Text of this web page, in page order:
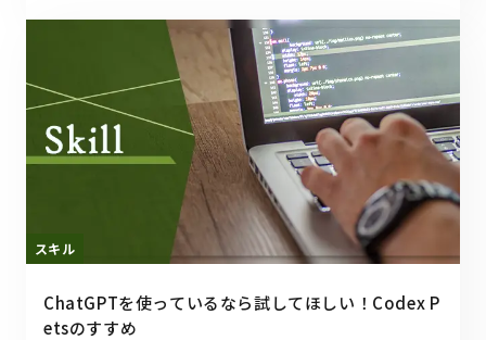
スキル
ChatGPTを使っているなら試してほしい！Codex P
etsのすすめ